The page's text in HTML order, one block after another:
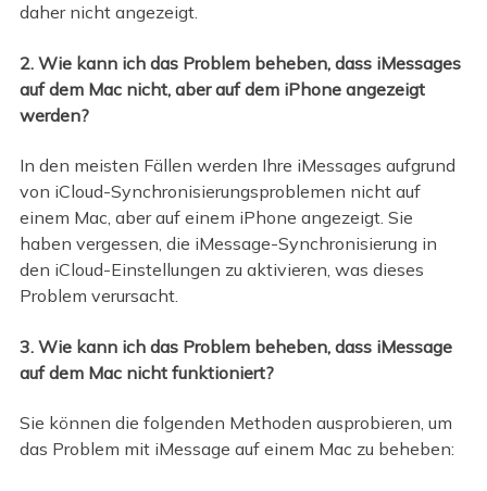
daher nicht angezeigt.
2. Wie kann ich das Problem beheben, dass iMessages
auf dem Mac nicht, aber auf dem iPhone angezeigt
werden?
In den meisten Fällen werden Ihre iMessages aufgrund
von iCloud-Synchronisierungsproblemen nicht auf
einem Mac, aber auf einem iPhone angezeigt. Sie
haben vergessen, die iMessage-Synchronisierung in
den iCloud-Einstellungen zu aktivieren, was dieses
Problem verursacht.
3. Wie kann ich das Problem beheben, dass iMessage
auf dem Mac nicht funktioniert?
Sie können die folgenden Methoden ausprobieren, um
das Problem mit iMessage auf einem Mac zu beheben: